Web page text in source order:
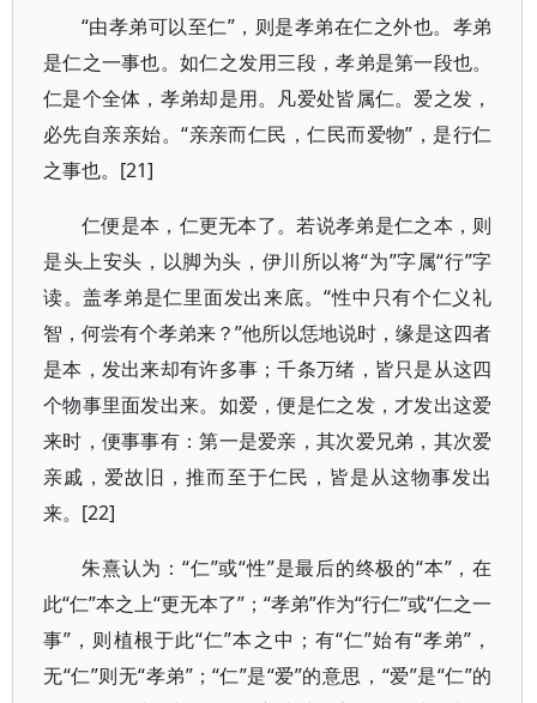
“由孝弟可以至仁”，则是孝弟在仁之外也。孝弟
是仁之一事也。如仁之发用三段，孝弟是第一段也。
仁是个全体，孝弟却是用。凡爱处皆属仁。爱之发，
必先自亲亲始。“亲亲而仁民，仁民而爱物”，是行仁
之事也。[21]
仁便是本，仁更无本了。若说孝弟是仁之本，则
是头上安头，以脚为头，伊川所以将“为”字属“行”字
读。盖孝弟是仁里面发出来底。“性中只有个仁义礼
智，何尝有个孝弟来？”他所以恁地说时，缘是这四者
是本，发出来却有许多事；千条万绪，皆只是从这四
个物事里面发出来。如爱，便是仁之发，才发出这爱
来时，便事事有：第一是爱亲，其次爱兄弟，其次爱
亲戚，爱故旧，推而至于仁民，皆是从这物事发出
来。[22]
朱熹认为：“仁”或“性”是最后的终极的“本”，在
此“仁”本之上“更无本了”；“孝弟”作为“行仁”或“仁之一
事”，则植根于此“仁”本之中；有“仁”始有“孝弟”，
无“仁”则无“孝弟”；“仁”是“爱”的意思，“爱”是“仁”的